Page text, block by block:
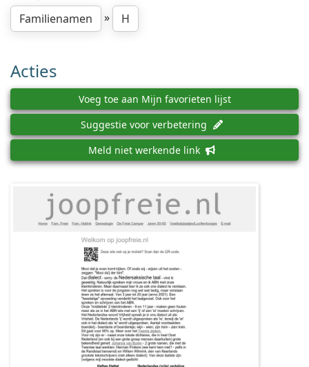
Familienamen
» H
Acties
Voeg toe aan Mijn favorieten lijst
Suggestie voor verbetering
Meld niet werkende link